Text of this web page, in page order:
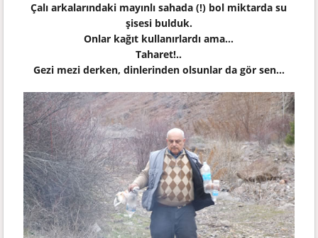
Çalı arkalarındaki mayınlı sahada (!) bol miktarda su
şisesi bulduk.
Onlar kağıt kullanırlardı ama...
Taharet!..
Gezi mezi derken, dinlerinden olsunlar da gör sen...